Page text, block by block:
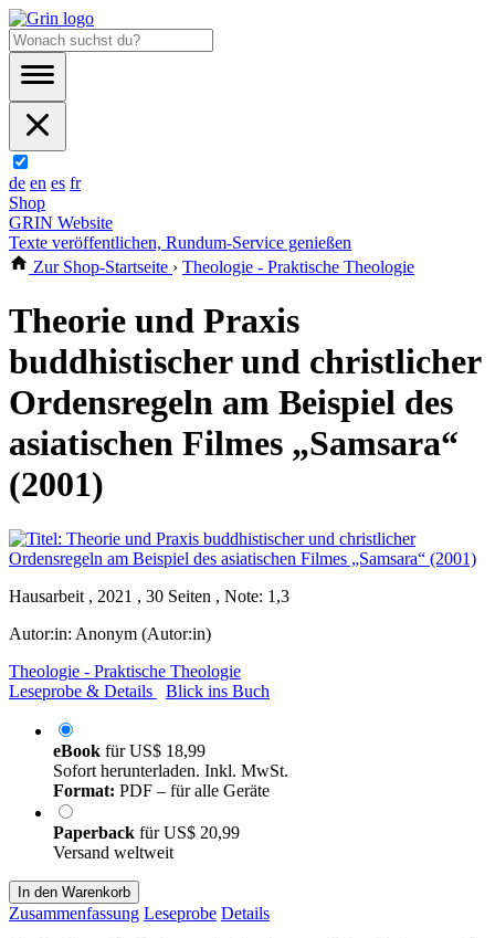
de en es fr
Shop
GRIN Website
Texte veröffentlichen, Rundum-Service genießen
Zur Shop-Startseite › Theologie - Praktische Theologie
Theorie und Praxis
buddhistischer und christlicher
Ordensregeln am Beispiel des
asiatischen Filmes „Samsara“
(2001)
Hausarbeit , 2021 , 30 Seiten , Note: 1,3
Autor:in: Anonym (Autor:in)
Theologie - Praktische Theologie
Leseprobe & Details
Blick ins Buch
eBook fürUS$ 18,99
Sofort herunterladen. Inkl. MwSt.
Format: PDF – für alle Geräte
Paperback fürUS$ 20,99
Versand weltweit
In den Warenkorb
Zusammenfassung Leseprobe Details